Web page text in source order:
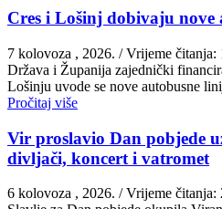
Cres i Lošinj dobivaju nove
7 kolovoza , 2026. / Vrijeme čitanja:
Država i Županija zajednički
Lošinju uvode se nove autobusne
Pročitaj više
Vir proslavio Dan pobjede
divljači, koncert i vatromet
6 kolovoza , 2026. / Vrijeme čitanja: